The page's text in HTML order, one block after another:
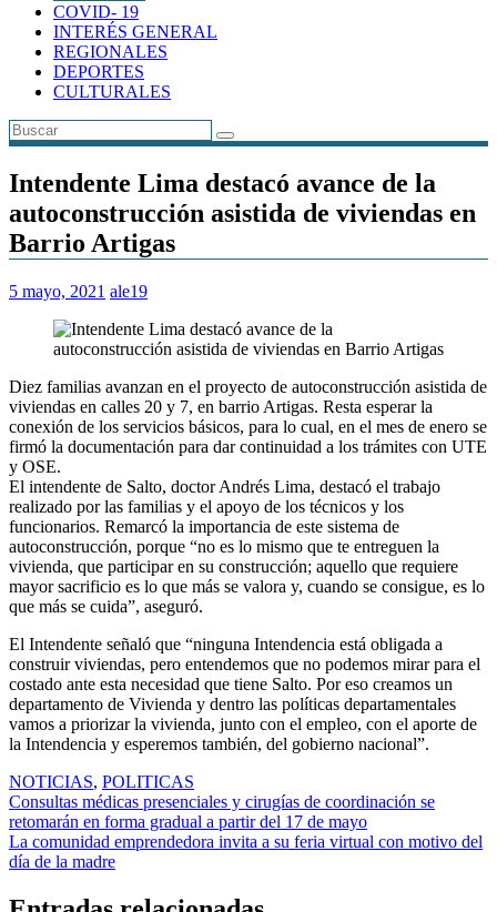
COVID- 19
INTERÉS GENERAL
REGIONALES
DEPORTES
CULTURALES
Intendente Lima destacó avance de la
autoconstrucción asistida de viviendas en
Barrio Artigas
5 mayo, 2021 ale19
Diez familias avanzan en el proyecto de autoconstrucción asistida de
viviendas en calles 20 y 7, en barrio Artigas. Resta esperar la
conexión de los servicios básicos, para lo cual, en el mes de enero se
firmó la documentación para dar continuidad a los trámites con UTE
y OSE.
El intendente de Salto, doctor Andrés Lima, destacó el trabajo
realizado por las familias y el apoyo de los técnicos y los
funcionarios. Remarcó la importancia de este sistema de
autoconstrucción, porque “no es lo mismo que te entreguen la
vivienda, que participar en su construcción; aquello que requiere
mayor sacrificio es lo que más se valora y, cuando se consigue, es lo
que más se cuida”, aseguró.
El Intendente señaló que “ninguna Intendencia está obligada a
construir viviendas, pero entendemos que no podemos mirar para el
costado ante esta necesidad que tiene Salto. Por eso creamos un
departamento de Vivienda y dentro las políticas departamentales
vamos a priorizar la vivienda, junto con el empleo, con el aporte de
la Intendencia y esperemos también, del gobierno nacional”.
NOTICIAS, POLITICAS
Navegación
de
entradas
Consultas médicas presenciales y cirugías de coordinación se
retomarán en forma gradual a partir del 17 de mayo
La comunidad emprendedora invita a su feria virtual con motivo del
día de la madre